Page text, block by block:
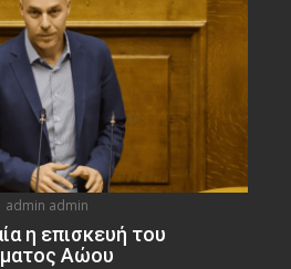
admin admin
η επισκευή του
Αώου